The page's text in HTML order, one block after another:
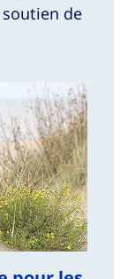
de